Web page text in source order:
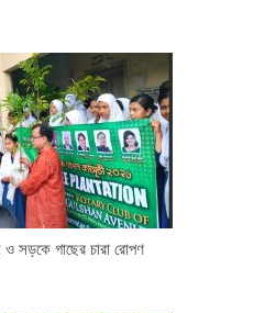
ও সড়কে গাছের চারা রোপণ